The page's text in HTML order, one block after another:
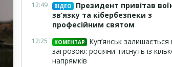
12:49 ВІДЕО
Президент привітав
зв’язку та кібербезпеки з
професійним святом
12:25 КОМЕНТАР
Куп’янськ залишається
загрозою: росіяни тиснуть із
напрямків